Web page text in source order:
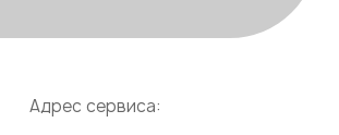
Адрес сервиса: